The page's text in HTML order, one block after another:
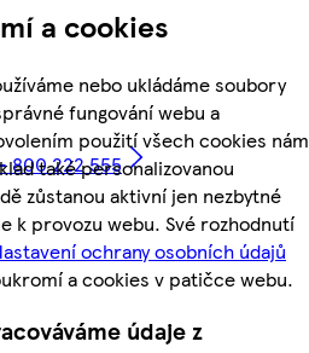
a cookies
nebo ukládáme soubory
fungování webu a
použití všech cookies nám
také personalizovanou
zůstanou aktivní jen nezbytné
k provozu webu. Své rozhodnutí
ochrany osobních údajů
a cookies v patičce webu.
údaje z
800 222 555